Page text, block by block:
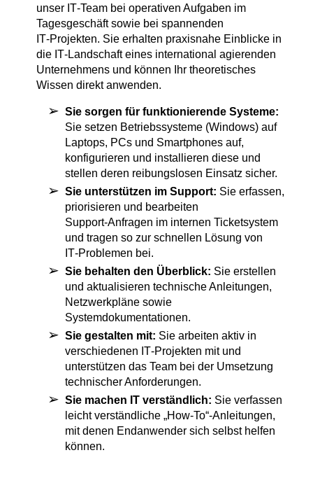
unser IT‑Team bei operativen Aufgaben im
Tagesgeschäft sowie bei spannenden
IT‑Projekten. Sie erhalten praxisnahe Einblicke in
die IT‑Landschaft eines international agierenden
Unternehmens und können Ihr theoretisches
Wissen direkt anwenden.
Sie sorgen für funktionierende Systeme:
Sie setzen Betriebssysteme (Windows) auf
Laptops, PCs und Smartphones auf,
konfigurieren und installieren diese und
stellen deren reibungslosen Einsatz sicher.
Sie unterstützen im Support: Sie erfassen,
priorisieren und bearbeiten
Support‑Anfragen im internen Ticketsystem
und tragen so zur schnellen Lösung von
IT‑Problemen bei.
Sie behalten den Überblick: Sie erstellen
und aktualisieren technische Anleitungen,
Netzwerkpläne sowie
Systemdokumentationen.
Sie gestalten mit: Sie arbeiten aktiv in
verschiedenen IT‑Projekten mit und
unterstützen das Team bei der Umsetzung
technischer Anforderungen.
Sie machen IT verständlich: Sie verfassen
leicht verständliche „How‑To“-Anleitungen,
mit denen Endanwender sich selbst helfen
können.